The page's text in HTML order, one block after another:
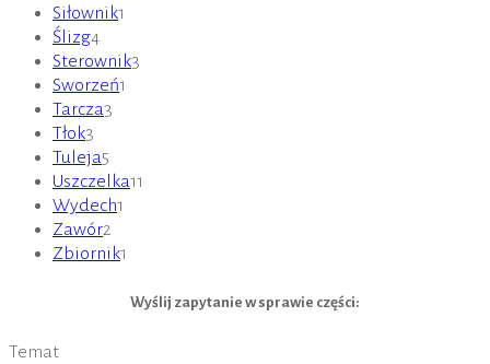
Siłownik1
Ślizg4
Sterownik3
Sworzeń1
Tarcza3
Tłok3
Tuleja5
Uszczelka11
Wydech1
Zawór2
Zbiornik1
Wyślij zapytanie w sprawie części:
Temat